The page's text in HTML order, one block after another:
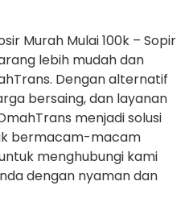
Murah Mulai 100k – Sopir
lebih mudah dan
Dengan alternatif
bersaing, dan layanan
menjadi solusi
bermacam-macam
menghubungi kami
dengan nyaman dan